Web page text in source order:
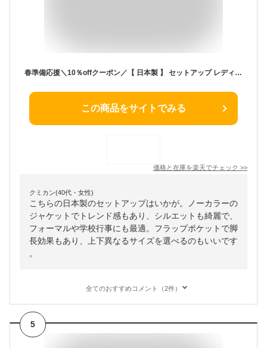
春準備応援＼10％offクーポン／【 日本製 】 セットアップ レディース 秋冬 春 きれいめ パンツスーツ 入学式 ママスーツ 卒業式 40代 30代 顔合わせ 母親 服装 50代 セレモニー フォーマル 大きいサイズ 【モナルーチェJKスティックPTセットアップ】＜8009S5302＞
この商品をサイトでみる
価格と在庫を楽天でチェック >>
クミカン(40代・女性)
こちらの日本製のセットアップはいかが。ノーカラーの
ジャケットでトレンド感もあり、シルエットも綺麗で、
フォーマルや学校行事にも最適。フラップポケットで脚
長効果もあり、上下異なるサイズを選べるのもいいです
。
全てのおすすめコメント（2件）
5